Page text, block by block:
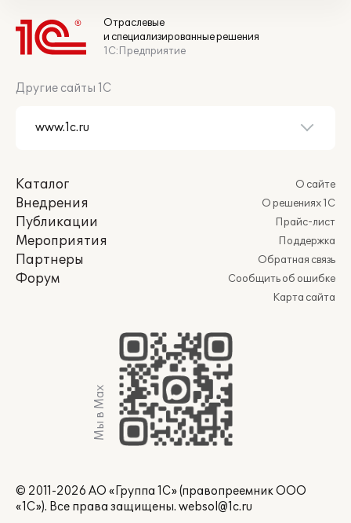
Отраслевые
и специализированные решения
1С:Предприятие
Другие сайты 1С
Каталог
Внедрения
Публикации
Мероприятия
Партнеры
Форум
О сайте
О решениях 1С
Прайс-лист
Поддержка
Обратная связь
Сообщить об ошибке
Карта сайта
Мы в Max
© 2011-2026 АО «Группа 1С» (правопреемник ООО
«1С»). Все права защищены. websol@1c.ru